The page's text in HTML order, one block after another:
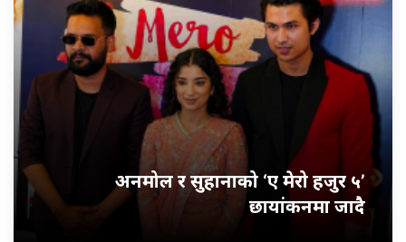
अनमोल र सुहानाको ‘ए मेरो हजुर ५’
छायांकनमा जादै